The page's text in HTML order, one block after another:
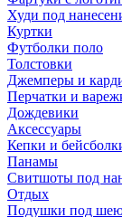
Худи под
Куртки
Футболки поло
Толстовки
Джемперы и
Перчатки и
Дождевики
Аксессуары
Кепки и
Панамы
Свитшоты под
Отдых
Подушки под